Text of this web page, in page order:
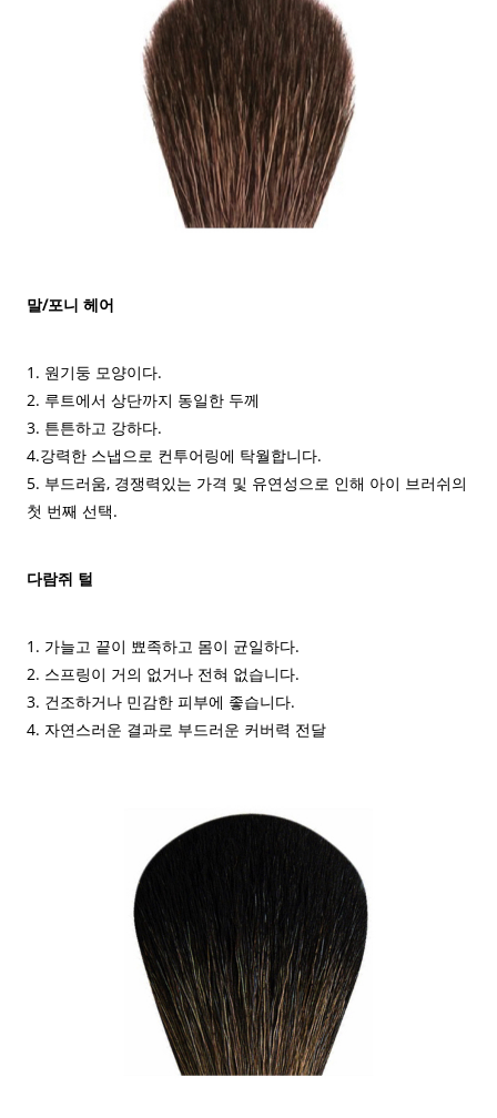
말/포니 헤어
1. 원기둥 모양이다.
2. 루트에서 상단까지 동일한 두께
3. 튼튼하고 강하다.
4.강력한 스냅으로 컨투어링에 탁월합니다.
5. 부드러움, 경쟁력있는 가격 및 유연성으로 인해 아이 브러쉬의
첫 번째 선택.
다람쥐 털
1. 가늘고 끝이 뾰족하고 몸이 균일하다.
2. 스프링이 거의 없거나 전혀 없습니다.
3. 건조하거나 민감한 피부에 좋습니다.
4. 자연스러운 결과로 부드러운 커버력 전달